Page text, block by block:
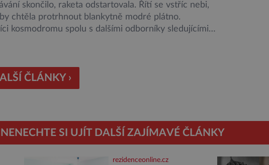
skončilo, raketa odstartovala. Řítí se vstříc nebi,
chtěla protrhnout blankytně modré plátno.
kosmodromu spolu s dalšími odborníky sledujícími
kosmické agentury (ESA), který má sloužit pro účely
vesmírných misí, […]
ČLÁNKY ›
NENECHTE SI UJÍT DALŠÍ ZAJÍMAVÉ ČLÁNKY
rezidenceonline.cz